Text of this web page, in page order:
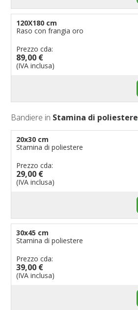
120X180 cm
Raso con frangia oro
Prezzo cda:
89,00 €
(IVA inclusa)
Bandiere in Stamina di poliestere
20x30 cm
Stamina di poliestere
Prezzo cda:
29,00 €
(IVA inclusa)
30x45 cm
Stamina di poliestere
Prezzo cda:
39,00 €
(IVA inclusa)